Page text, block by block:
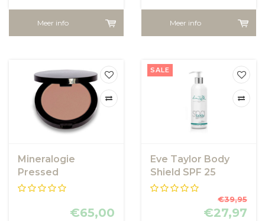
Meer info Meer info
Mineralogie
Pressed
Foundation - Deep
€65,00
SALE
Eve Taylor Body
Shield SPF 25
€39,95
€27,97